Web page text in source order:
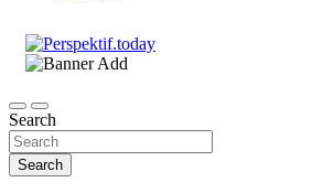
Search
Search